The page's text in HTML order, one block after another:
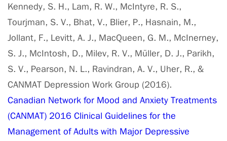
Kennedy, S. H., Lam, R. W., McIntyre, R. S.,
Tourjman, S. V., Bhat, V., Blier, P., Hasnain, M.,
Jollant, F., Levitt, A. J., MacQueen, G. M., McInerney,
S. J., McIntosh, D., Milev, R. V., Müller, D. J., Parikh,
S. V., Pearson, N. L., Ravindran, A. V., Uher, R., &
CANMAT Depression Work Group (2016).
Canadian Network for Mood and Anxiety Treatments
(CANMAT) 2016 Clinical Guidelines for the
Management of Adults with Major Depressive